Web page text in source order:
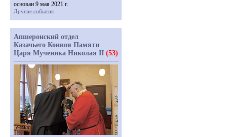
основан 9 мая 2021 г.
Другие события
Апшеронский отдел
Казачьего Конвоя Памяти
Царя Мученика Николая II (53)